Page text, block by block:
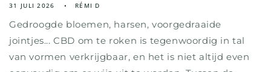
31 JULI 2026 RÉMI D
Gedroogde bloemen, harsen, voorgedraaide
jointjes... CBD om te roken is tegenwoordig in tal
van vormen verkrijgbaar, en het is niet altijd even